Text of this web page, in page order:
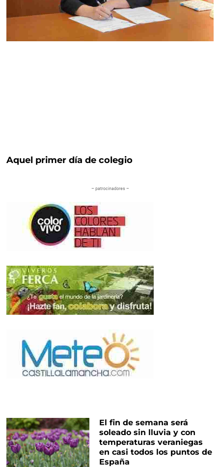
Aquel primer día de colegio
– patrocinadores –
El fin de semana será
soleado sin lluvia y con
temperaturas veraniegas
en casi todos los puntos de
España